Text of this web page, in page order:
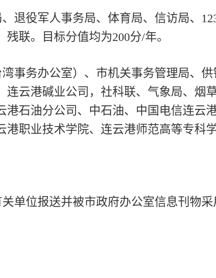
退役军人事务局、体育局、信访局、
联。目标分值均为200分/年。
事务办公室）、市机关事务管理局、
云港碱业公司，社科联、气象局、烟
石油分公司、中石油、中国电信连云
职业技术学院、连云港师范高等专科
单位报送并被市政府办公室信息刊物